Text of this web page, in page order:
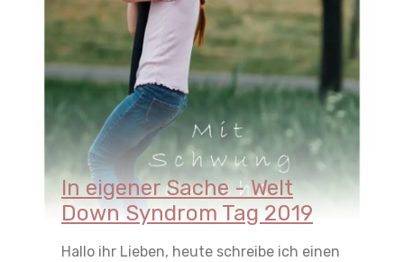
In eigener Sache - Welt
Down Syndrom Tag 2019
Hallo ihr Lieben, heute schreibe ich einen